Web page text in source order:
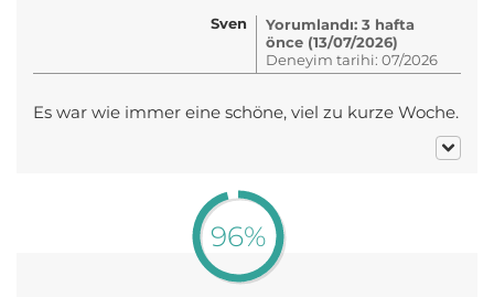
Sven
Yorumlandı: 3 hafta
önce (13/07/2026)
Deneyim tarihi: 07/2026
Es war wie immer eine schöne, viel zu kurze Woche.
96%